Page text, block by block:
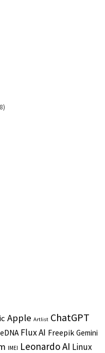
Apple Artlist ChatGPT
Flux AI Freepik Gemini
IMEI Leonardo AI Linux